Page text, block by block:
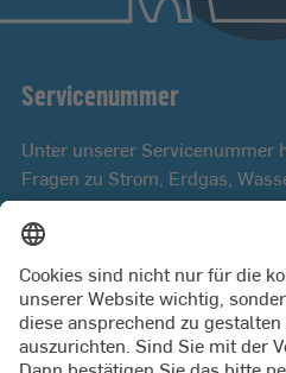
Servicenummer
Unter unserer Servicenummer
Fragen zu Strom, Erdgas,
Mo bis Fr 8:00 - 18:00 Uhr
0431 9879 3000